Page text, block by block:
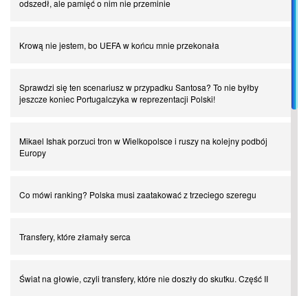
odszedł, ale pamięć o nim nie przeminie
Krową nie jestem, bo UEFA w końcu mnie przekonała
Sprawdzi się ten scenariusz w przypadku Santosa? To nie byłby
jeszcze koniec Portugalczyka w reprezentacji Polski!
Mikael Ishak porzuci tron w Wielkopolsce i ruszy na kolejny podbój
Europy
Co mówi ranking? Polska musi zaatakować z trzeciego szeregu
Transfery, które złamały serca
Świat na głowie, czyli transfery, które nie doszły do skutku. Część II